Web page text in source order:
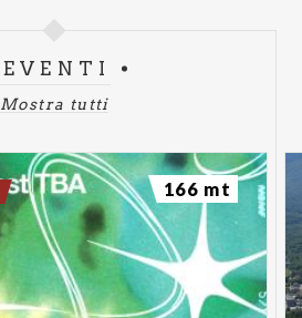
EVENTI
Mostra tutti
166 mt